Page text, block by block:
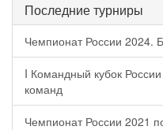
Последние турниры
Чемпионат России 2024.
I Командный кубок
команд
Чемпионат России 2021